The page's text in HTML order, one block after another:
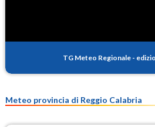
TG Meteo Regionale -
Meteo provincia di Reggio Calabria